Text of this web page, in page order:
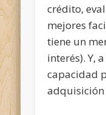
crédito,
mejores
tiene un
interés). Y,
capacidad
adquisición